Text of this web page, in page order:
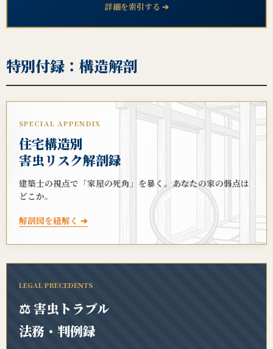
詳細を索引する ➔
特別付録：構造解剖
SPECIAL APPENDIX
住宅構造別
害虫リスク解剖録
建築士の視点で「家屋の死角」を暴く。あなたの家の弱点は
どこか。
解剖図を紐解く ➔
LEGAL PRECEDENTS
⚖️ 害虫トラブル
法務・判例録